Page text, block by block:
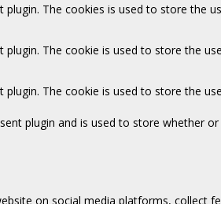
plugin. The cookies is used to store the
plugin. The cookie is used to store the
plugin. The cookie is used to store the
plugin and is used to store whether
on social media platforms, collect